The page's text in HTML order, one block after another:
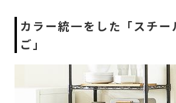
カラー統一をした「スチ
ご」